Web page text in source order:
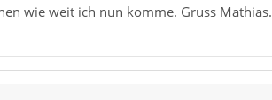
wie weit ich nun komme. Gruss Mathias.